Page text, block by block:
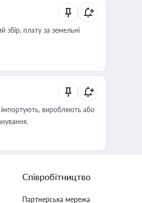
плату за земельні
виробляють або
Співробітництво
Партнерська мережа